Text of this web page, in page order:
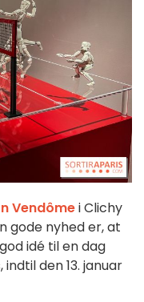
Vendômei Clichy
gode nyhed er, at
idé til en dag
den 13. januar